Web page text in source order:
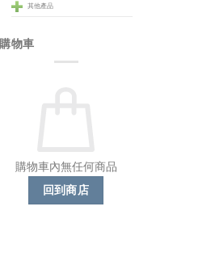
其他產品
購物車
購物車內無任何商品
回到商店